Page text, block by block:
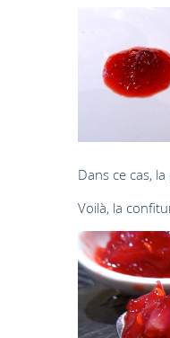
Dans ce cas,
Voilà, la